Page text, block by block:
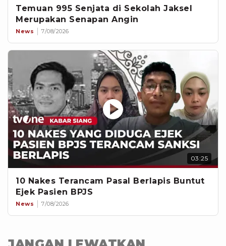
Temuan 995 Senjata di Sekolah Jaksel
Merupakan Senapan Angin
News 7/08/2026
03:25
10 Nakes Terancam Pasal Berlapis Buntut
Ejek Pasien BPJS
News 7/08/2026